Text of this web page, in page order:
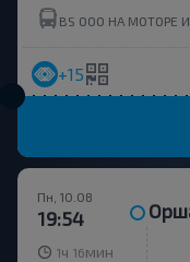
BS ООО НА МОТОРЕ
+15
Пн, 10.08
19:54
1ч 16 мин